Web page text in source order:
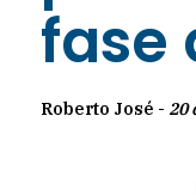
fase
Roberto José - 20